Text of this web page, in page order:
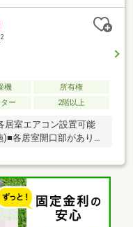
ルコニー面積27.85m2あ
年6月実施）≫〇キッ
） 〇ユニットバス交換
洗面化粧台交換〇温水
ン交換〇玄関収納交換
イル貼替（玄関）〇ク
トイレ）〇壁・天井ク
2
機
所有権
ー 2階以上
居室エアコン設置可能
各居室開口部があり、
中もお子様を見守れる
)キッチン新調(食洗機付)
温差し湯式)、洗面化
浄便座付)、フローリン
、ハウスクリーニング